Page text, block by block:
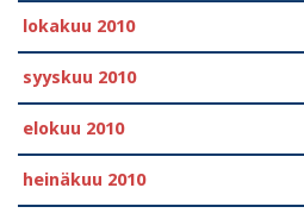
lokakuu 2010
syyskuu 2010
elokuu 2010
heinäkuu 2010